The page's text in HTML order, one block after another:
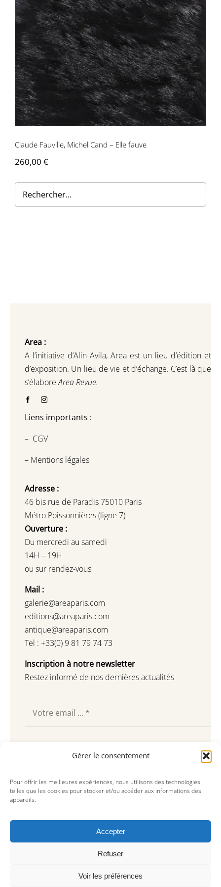
Gérer le consentement
Pour offrir les meilleures expériences, nous utilisons des technologies
telles que les cookies pour stocker et/ou accéder aux informations des
appareils.
Accepter
Refuser
Voir les préférences
Contactez-nous
Claude Fauville, Michel Cand – Elle fauve
260,00 €
Area :
A l’initiative d’Alin Avila, Area est un lieu d’édition et
d’exposition. Un lieu de vie et d’échange. C’est là que
s’élaboreArea Revue.
Liens importants :
– CGV
– Mentions légales
Adresse :
46 bis rue de Paradis 75010 Paris
Métro Poissonnières (ligne 7)
Ouverture :
Du mercredi au samedi
14H – 19H
ou sur rendez-vous
Mail :
galerie@areaparis.com
editions@areaparis.com
antique@areaparis.com
Tel : +33(0) 9 81 79 74 73
Inscription à notre newsletter
Restez informé de nos dernières actualités
Souscrire